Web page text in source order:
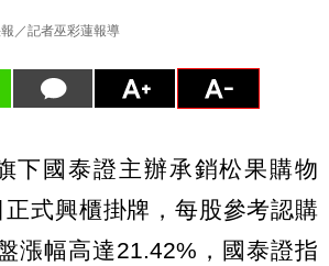
／記者巫彩蓮報導
下國泰證主辦承銷松果購物
式興櫃掛牌，每股參考認購
漲幅高達21.42%，國泰證指